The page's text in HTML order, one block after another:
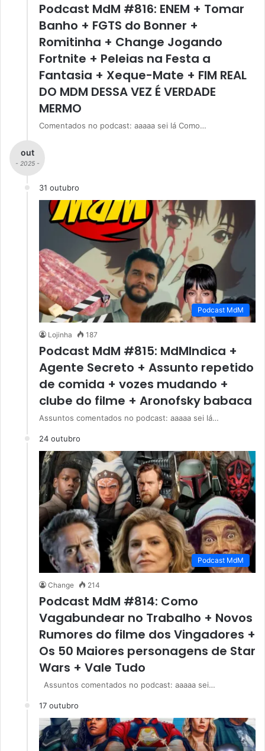
Podcast MdM #816: ENEM + Tomar
Banho + FGTS do Bonner +
Romitinha + Change Jogando
Fortnite + Peleias na Festa a
Fantasia + Xeque-Mate + FIM REAL
DO MDM DESSA VEZ É VERDADE
MERMO
Comentados no podcast: aaaaa sei lá Como…
out
- 2025 -
31 outubro
Podcast MdM
Lojinha 187
Podcast MdM #815: MdMIndica +
Agente Secreto + Assunto repetido
de comida + vozes mudando +
clube do filme + Aronofsky babaca
Assuntos comentados no podcast: aaaaa sei lá…
24 outubro
Podcast MdM
Change 214
Podcast MdM #814: Como
Vagabundear no Trabalho + Novos
Rumores do filme dos Vingadores +
Os 50 Maiores personagens de Star
Wars + Vale Tudo
Assuntos comentados no podcast: aaaaa sei…
17 outubro